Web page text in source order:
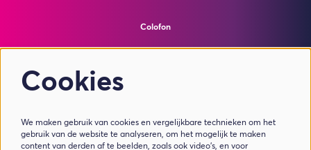
Colofon
© Theater de Bussel
Cookies
We maken gebruik van cookies en vergelijkbare technieken om het
gebruik van de website te analyseren, om het mogelijk te maken
content van derden af te beelden, zoals ook video’s, en voor